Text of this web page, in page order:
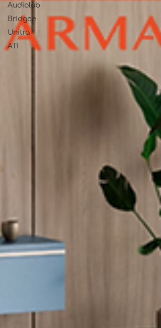
Audiolab
Bridgee
Unitra
ATI